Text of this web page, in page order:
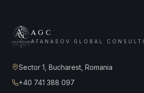
AGC
AFANASOV GLOBAL
Sector 1, Bucharest, Romania
+40 741 388 097